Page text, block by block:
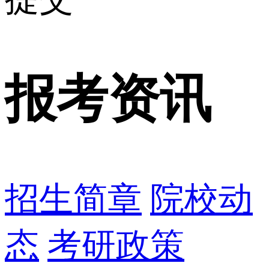
报考资讯
招生简章 院校动
态 考研政策